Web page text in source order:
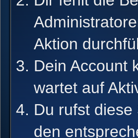
Aktion
Dein Account
wartet auf
Du rufst
den